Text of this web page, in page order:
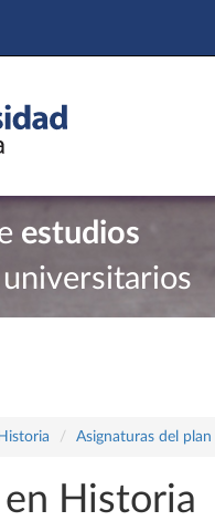
estudios
universitarios
Asignaturas del
Historia